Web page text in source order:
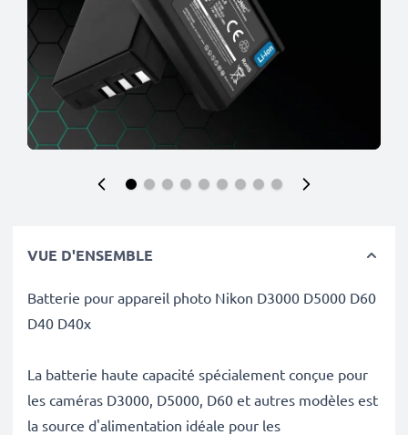
VUE D'ENSEMBLE
Batterie pour appareil photo Nikon D3000 D5000 D60
D40 D40x
La batterie haute capacité spécialement conçue pour
les caméras D3000, D5000, D60 et autres modèles est
la source d'alimentation idéale pour les